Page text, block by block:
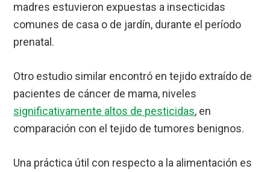
madres estuvieron expuestas a insecticidas
comunes de casa o de jardín, durante el período
prenatal.
Otro estudio similar encontró en tejido extraído de
pacientes de cáncer de mama, niveles
significativamente altos de pesticidas, en
comparación con el tejido de tumores benignos.
Una práctica útil con respecto a la alimentación es